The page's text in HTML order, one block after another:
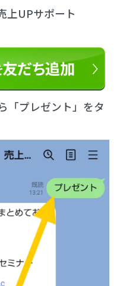
上UPサポート
「プレゼント」をタ